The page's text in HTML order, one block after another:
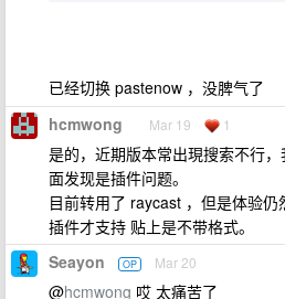
已经切换 pastenow ，没脾气了
hcmwong Mar 19 1
是的，近期版本常出現搜索不行
面发现是插件问题。
目前转用了 raycast ，但是体验
插件才支持 贴上是不带格式。
Seayon OP Mar 20
@hcmwong 哎 太痛苦了